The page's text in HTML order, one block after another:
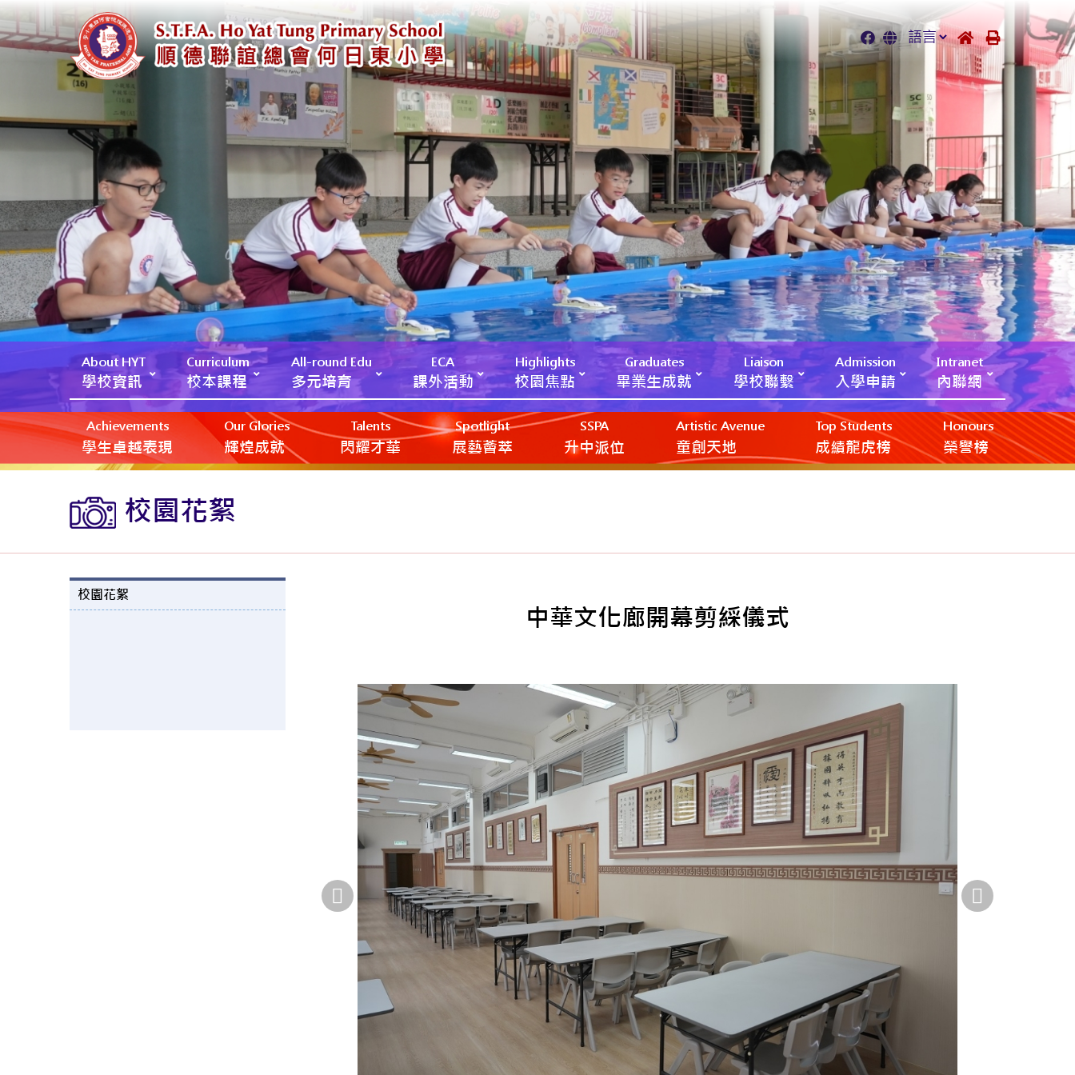
About HYT
學校資訊
Curriculum
校本課程
All-round Edu
多元培育
ECA
課外活動
Highlights
校園焦點
Graduates
畢業生成就
Liaison
學校聯繫
Admission
入學申請
Intranet
內聯網
Achievements
學生卓越表現
Our Glories
輝煌成就
Talents
閃耀才華
Spotlight
展藝薈萃
SSPA
升中派位
Artistic Avenue
‎‎‏‎ㅤ童創天地
Top Students
成績龍虎榜
Honours
榮譽榜
校園花絮
校園花絮
中華文化廊開幕剪綵儀式